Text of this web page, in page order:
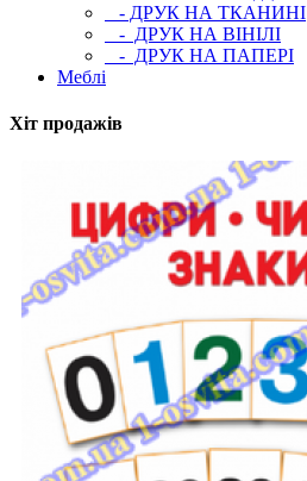
- ДРУК НА ТКАНИНІ
- ДРУК НА ВІНІЛІ
- ДРУК НА ПАПЕРІ
Меблі
Хіт продажів